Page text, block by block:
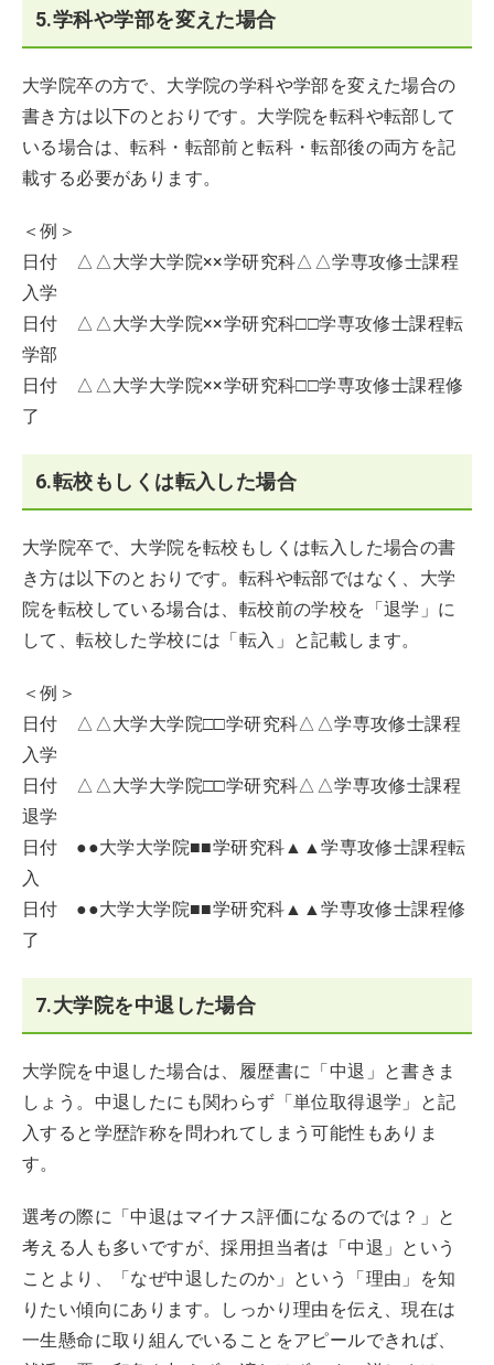
5.学科や学部を変えた場合
大学院卒の方で、大学院の学科や学部を変えた場合の
書き方は以下のとおりです。大学院を転科や転部して
いる場合は、転科・転部前と転科・転部後の両方を記
載する必要があります。
＜例＞
日付 △△大学大学院××学研究科△△学専攻修士課程
入学
日付 △△大学大学院××学研究科□□学専攻修士課程転
学部
日付 △△大学大学院××学研究科□□学専攻修士課程修
了
6.転校もしくは転入した場合
大学院卒で、大学院を転校もしくは転入した場合の書
き方は以下のとおりです。転科や転部ではなく、大学
院を転校している場合は、転校前の学校を「退学」に
して、転校した学校には「転入」と記載します。
＜例＞
日付 △△大学大学院□□学研究科△△学専攻修士課程
入学
日付 △△大学大学院□□学研究科△△学専攻修士課程
退学
日付 ●●大学大学院■■学研究科▲▲学専攻修士課程転
入
日付 ●●大学大学院■■学研究科▲▲学専攻修士課程修
了
7.大学院を中退した場合
大学院を中退した場合は、履歴書に「中退」と書きま
しょう。中退したにも関わらず「単位取得退学」と記
入すると学歴詐称を問われてしまう可能性もありま
す。
選考の際に「中退はマイナス評価になるのでは？」と
考える人も多いですが、採用担当者は「中退」という
ことより、「なぜ中退したのか」という「理由」を知
りたい傾向にあります。しっかり理由を伝え、現在は
一生懸命に取り組んでいることをアピールできれば、